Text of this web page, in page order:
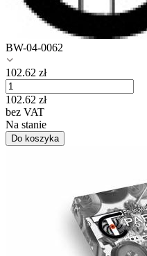
BW-04-0062
102.62 zł
102.62 zł
bez VAT
Na stanie
Do koszyka